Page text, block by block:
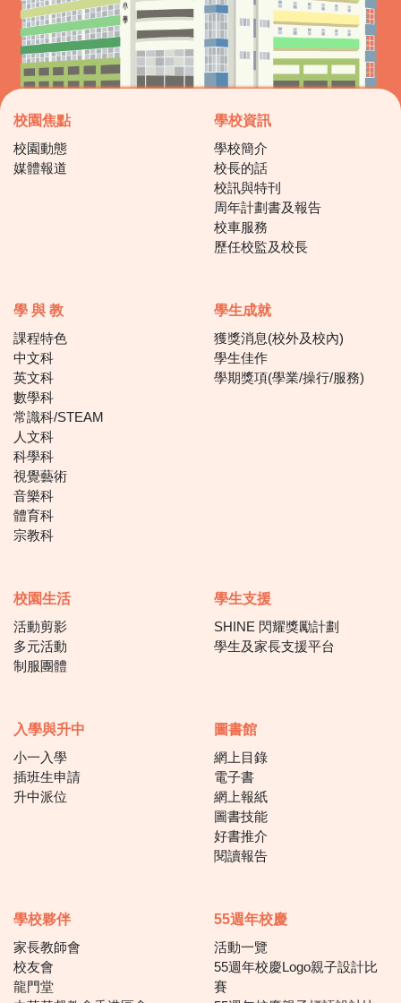
校園焦點
校園動態
媒體報道
學校資訊
學校簡介
校長的話
校訊與特刊
周年計劃書及報告
校車服務
歷任校監及校長
學 與 教
課程特色
中文科
英文科
數學科
常識科/STEAM
人文科
科學科
視覺藝術
音樂科
體育科
宗教科
學生成就
獲獎消息(校外及校內)
學生佳作
學期獎項(學業/操行/服務)
校園生活
活動剪影
多元活動
制服團體
學生支援
SHINE 閃耀獎勵計劃
學生及家長支援平台
入學與升中
小一入學
插班生申請
升中派位
圖書館
網上目錄
電子書
網上報紙
圖書技能
好書推介
閱讀報告
學校夥伴
家長教師會
校友會
龍門堂
55週年校慶
活動一覽
55週年校慶Logo親子設計比
賽